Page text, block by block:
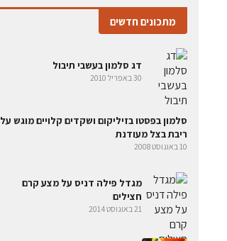
מתכונים חדשים
דג סלמון בעשבי תיבול
30 באפריל 2010
סלמון בפסטו בזיליקום ושקדים קלויים מוגש על
ריבת בצל מעודנת
10 באוגוסט 2008
מגדל פילה דניס על מצע קרם
חצילים
21 באוגוסט 2014